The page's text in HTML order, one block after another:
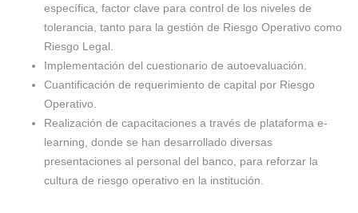
Descripción
de
Resultados
específica, factor clave para control de los niveles de
tolerancia, tanto para la gestión de Riesgo Operativo como
Riesgo Legal.
Implementación del cuestionario de autoevaluación.
Cuantificación de requerimiento de capital por Riesgo
Operativo.
Realización de capacitaciones a través de plataforma e-
learning, donde se han desarrollado diversas
presentaciones al personal del banco, para reforzar la
cultura de riesgo operativo en la institución.